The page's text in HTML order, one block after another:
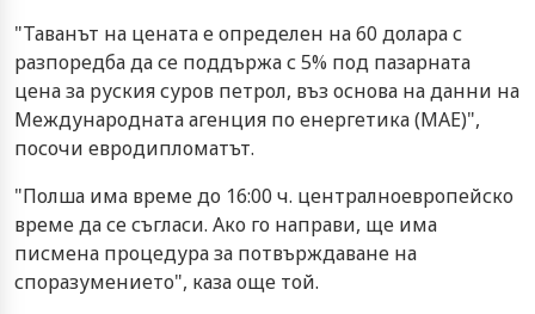
"Таванът на цената е определен на 60 долара с
разпоредба да се поддържа с 5% под пазарната
цена за руския суров петрол, въз основа на данни на
Международната агенция по енергетика (МАЕ)",
посочи евродипломатът.
"Полша има време до 16:00 ч. централноевропейско
време да се съгласи. Ако го направи, ще има
писмена процедура за потвърждаване на
споразумението", каза още той.